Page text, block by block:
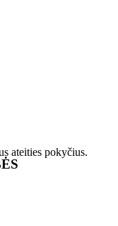
ateities pokyčius.